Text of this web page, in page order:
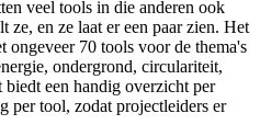
veel tools in die anderen ook
ze, en ze laat er een paar zien. Het
ongeveer 70 tools voor de thema's
ondergrond, circulariteit,
een handig overzicht per
per tool, zodat projectleiders er